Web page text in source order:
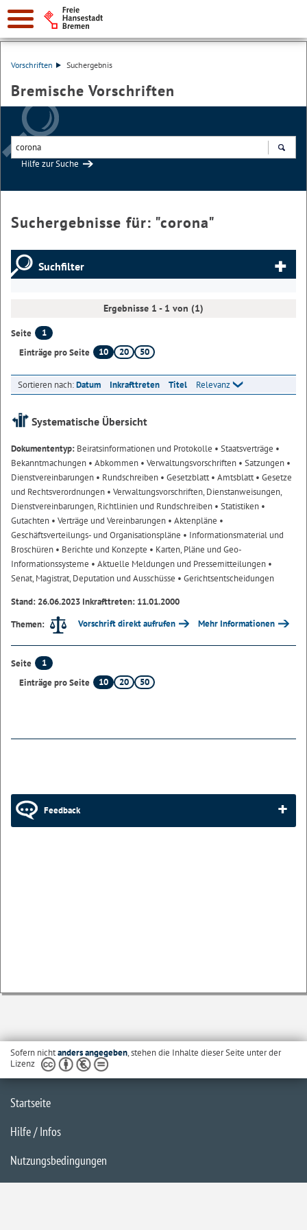
Vorschriften Suchergebnis
Bremische Vorschriften
Hilfe zur Suche
Suchergebnisse für: "corona"
Suchfilter
Ergebnisse 1 - 1 von (1)
Seite
1
Einträge pro Seite
10 20 50
Sortieren nach:Datum Inkrafttreten Titel Relevanz
Systematische Übersicht
Dokumententyp: Beiratsinformationen und Protokolle • Staatsverträge •
Bekanntmachungen • Abkommen • Verwaltungsvorschriften • Satzungen •
Dienstvereinbarungen • Rundschreiben • Gesetzblatt• Amtsblatt• Gesetze
und Rechtsverordnungen • Verwaltungsvorschriften, Dienstanweisungen,
Dienstvereinbarungen, Richtlinien und Rundschreiben • Statistiken •
Gutachten • Verträge und Vereinbarungen • Aktenpläne •
Geschäftsverteilungs- und Organisationspläne • Informationsmaterial und
Broschüren • Berichte und Konzepte • Karten, Pläne und Geo-
Informationssysteme • Aktuelle Meldungen und Pressemitteilungen •
Senat, Magistrat, Deputation und Ausschüsse • Gerichtsentscheidungen
Stand: 26.06.2023 Inkrafttreten: 11.01.2000
Themen:
Vorschrift direkt aufrufen Mehr Informationen
Seite
1
Einträge pro Seite
10 20 50
Feedback
Sofern nichtanders angegeben, stehen die Inhalte dieser Seite unter der
Lizenz
Startseite
Hilfe / Infos
Nutzungsbedingungen